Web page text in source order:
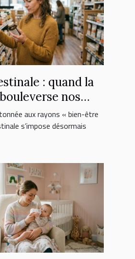
: quand la
nos
aux rayons « bien-être
s’impose désormais